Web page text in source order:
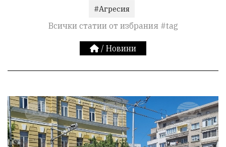
#Агресия
Всички статии от избрания #tag
/ Новини